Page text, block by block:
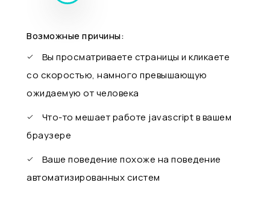
Возможные причины:
Вы просматриваете страницы и кликаете
со скоростью, намного превышающую
ожидаемую от человека
Что-то мешает работе javascript в вашем
браузере
Ваше поведение похоже на поведение
автоматизированных систем